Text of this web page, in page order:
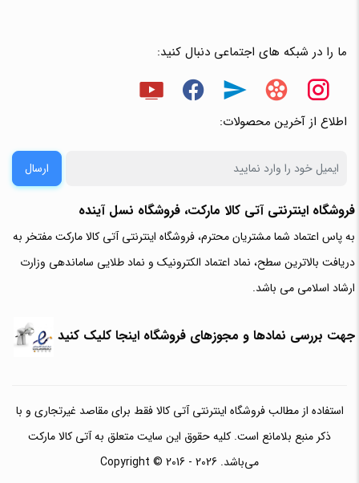
ما را در شبکه های اجتماعی دنبال کنید:
اطلاع از آخرین محصولات:
ارسال
فروشگاه اینترنتی آتی‌ کالا مارکت، فروشگاه نسل آینده
به پاس اعتماد شما مشتریان محترم، فروشگاه اینترنتی آتی کالا مارکت مفتخر به
دریافت بالاترین سطح، نماد اعتماد الکترونیک و نماد طلایی ساماندهی وزارت
ارشاد اسلامی می باشد.
جهت بررسی نمادها و مجوزهای فروشگاه اینجا کلیک کنید
استفاده از مطالب فروشگاه اینترنتی آتی کالا فقط برای مقاصد غیرتجاری و با
ذکر منبع بلامانع است. کلیه حقوق این سایت متعلق به آتی کالا مارکت
می‌باشد. Copyright © 2016 - 2026